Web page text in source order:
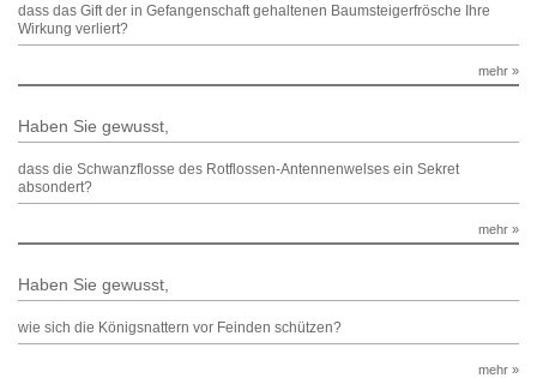
dass das Gift der in Gefangenschaft gehaltenen Baumsteigerfrösche Ihre
Wirkung verliert?
mehr »
Haben Sie gewusst,
dass die Schwanzflosse des Rotflossen-Antennenwelses ein Sekret
absondert?
mehr »
Haben Sie gewusst,
wie sich die Königsnattern vor Feinden schützen?
mehr »